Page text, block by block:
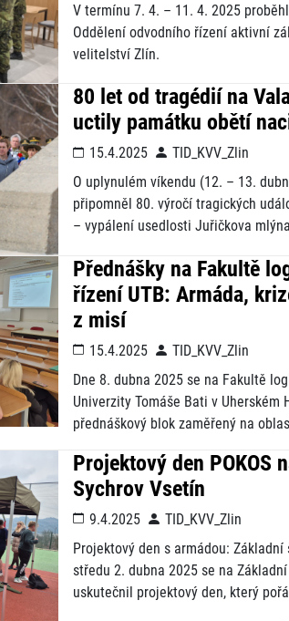
V termínu 7. 4. – 11. 4. 2025
Oddělení odvodního řízení aktivní
velitelství Zlín.
80 let od tragédií na
uctily památku obětí
15.4.2025
TID_KVV_Zlin
O uplynulém víkendu (12. – 13.
připomněl 80. výročí tragických
– vypálení usedlosti Juřičkova
Přednášky na Fakultě
řízení UTB: Armáda,
z misí
15.4.2025
TID_KVV_Zlin
Dne 8. dubna 2025 se na Fakultě
Univerzity Tomáše Bati v
přednáškový blok zaměřený na
Projektový den POKOS
Sychrov Vsetín
9.4.2025
TID_KVV_Zlin
Projektový den s armádou:
středu 2. dubna 2025 se na
uskutečnil projektový den, který